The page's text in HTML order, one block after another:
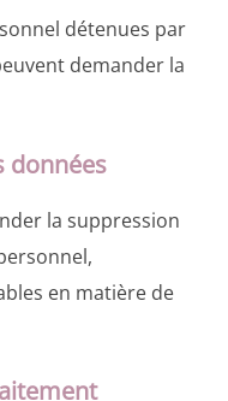
détenues par
demander la
données
la suppression
en matière de